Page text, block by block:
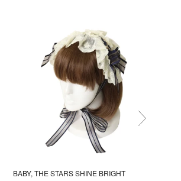
BABY, THE STARS SHINE BRIGHT